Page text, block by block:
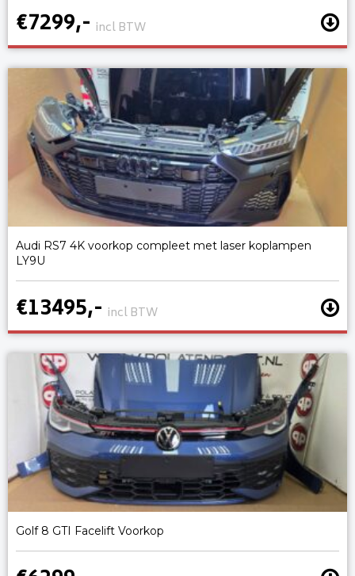
€7299,- incl BTW
Audi RS7 4K voorkop compleet met laser koplampen
LY9U
€13495,- incl BTW
Golf 8 GTI Facelift Voorkop